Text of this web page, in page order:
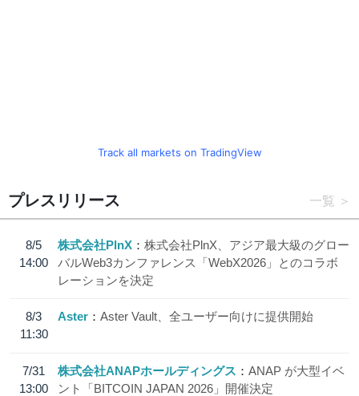
Track all markets on TradingView
プレスリリース 一覧
8/5
14:00
株式会社PlnX
株式会社PlnX、アジア最大級のグロー
バルWeb3カンファレンス「WebX2026」とのコラボ
レーションを決定
8/3
11:30
Aster Aster Vault、全ユーザー向けに提供開始
7/31
13:00
株式会社ANAPホールディングス
ANAP が大型イベ
ント「BITCOIN JAPAN 2026」開催決定